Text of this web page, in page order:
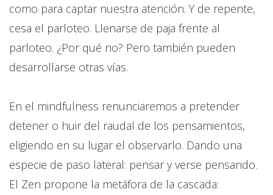
como para captar nuestra atención. Y de repente,
cesa el parloteo. Llenarse de paja frente al
parloteo. ¿Por qué no? Pero también pueden
desarrollarse otras vías.
En el mindfulness renunciaremos a pretender
detener o huir del raudal de los pensamientos,
eligiendo en su lugar el observarlo. Dando una
especie de paso lateral: pensar y verse pensando.
El Zen propone la metáfora de la cascada: